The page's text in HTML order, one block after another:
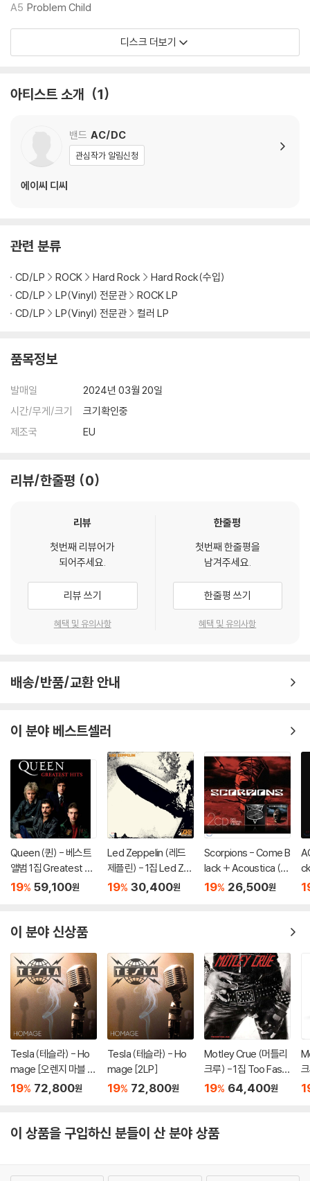
※ 디스크 외관 불량
1) 열을 가하여 제작하는 바이닐 공정 특성상 디스크 표면이 미세하게 울
렁거리거나 휘어지는 경우가 있습니다.
2) 재생 음역의 왜곡을 최소화 하고 반복 재생시에도 최대한 일관되게 유
블 스핀들에 맞지 않는 경우에는 전용 제품 등을 이용하여 센터 홀을 조정
하시면 해결됩니다.
3) 디스크에 미세한 잔 흠집이 남아있거나 인쇄 면이 깨끗하지 않은 경우
가 있으며, 이는 상품의 불량이 아닙니다. 단, 재생에 이상이 있는 경우에는
불량으로 인한 반품/교환이 가능합니다
아래에 해당하는 경우는 불량이 아니므로 개봉 후 반품/교환이 불가합니
1) 컬러 디스크는 웹 이미지와 실제 색상이 차이가 날 수 있습니다.
2) 컬러 디스크의 특성상 제작 공정시 앨범마다 색상 차이가 나는 경우도
있습니다.
1) 불량으로 인한 반품/교환 요청 시에는 불량 확인을 위해 개봉 시의 동영
상을 요청할 수 있으며, 동영상이 없는 경우 반품/교환이 제한될 수 있습니
다.
2) LP는 잦은 배송 과정에서 재킷에 손상이 발생할 가능성이 높고 재판매
A5 Problem Child
디스크 더보기
아티스트 소개 1
밴드 AC/DC
관심작가 알림신청
에이씨 디씨
관련 분류
CD/LP ROCK Hard Rock
Hard Rock(수입)
CD/LP
LP(Vinyl) 전문관
ROCK LP
CD/LP
LP(Vinyl) 전문관 컬러 LP
품목정보
발매일
2024년 03월 20일
시간/무게/크기
크기확인중
제조국
EU
리뷰/한줄평 0
리뷰
첫번째 리뷰어가
되어주세요.
리뷰 쓰기
혜택 및 유의사항
한줄평
첫번째 한줄평을
남겨주세요.
한줄평 쓰기
혜택 및 유의사항
배송/반품/교환 안내
이 분야 베스트셀러
Queen (퀸) - 베스트
앨범 1집 Greatest Hit
s I [2LP]
19% 59,100원
Led Zeppelin (레드
제플린) - 1집 Led Ze
ppelin I [LP]
19% 30,400원
Scorpions - Come B
lack + Acoustica (2
CD Original Albums)
19% 26,500원
이 분야 신상품
Tesla (테슬라) - Ho
mage [오렌지 마블 컬
러 2LP]
19% 72,800원
Tesla (테슬라) - Ho
mage [2LP]
19% 72,800원
Motley Crue (머틀리
크루) - 1집 Too Fast
For Love [LP]
19% 64,400원
이 상품을 구입하신 분들이 산 분야 상품